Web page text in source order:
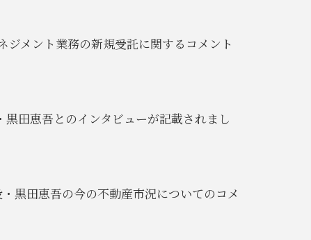
メント業務の新規受託に関するコメント
恵吾とのインタビューが記載されまし
黒田恵吾の今の不動産市況についてのコメ